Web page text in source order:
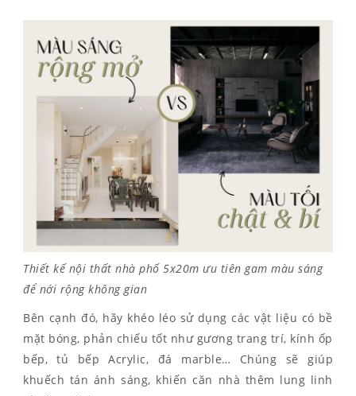
Thiết kế nội thất nhà phố 5x20m ưu tiên gam màu sáng
để nới rộng không gian
Bên cạnh đó, hãy khéo léo sử dụng các vật liệu có bề
mặt bóng, phản chiếu tốt như gương trang trí, kính ốp
bếp, tủ bếp Acrylic, đá marble… Chúng sẽ giúp
khuếch tán ánh sáng, khiến căn nhà thêm lung linh